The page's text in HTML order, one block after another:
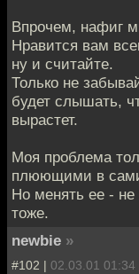
Впрочем, нафиг
Нравится вам
ну и считайте.
Только не
будет слышать,
вырастет.
Моя проблема
плюющими в
Но менять ее - не
тоже.
newbie »
#102 | 02.03.01 01:34